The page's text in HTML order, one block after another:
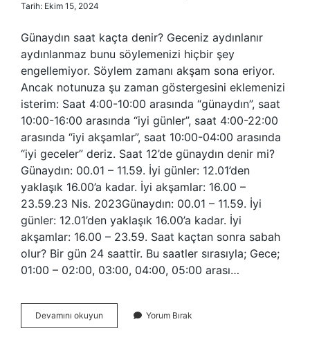
Tarih: Ekim 15, 2024
Günaydın saat kaçta denir? Geceniz aydınlanır
aydınlanmaz bunu söylemenizi hiçbir şey
engellemiyor. Söylem zamanı akşam sona eriyor.
Ancak notunuza şu zaman göstergesini eklemenizi
isterim: Saat 4:00-10:00 arasında “günaydın”, saat
10:00-16:00 arasında “iyi günler”, saat 4:00-22:00
arasında “iyi akşamlar”, saat 10:00-04:00 arasında
“iyi geceler” deriz. Saat 12’de günaydın denir mi?
Günaydın: 00.01 – 11.59. İyi günler: 12.01’den
yaklaşık 16.00’a kadar. İyi akşamlar: 16.00 –
23.59.23 Nis. 2023Günaydın: 00.01 – 11.59. İyi
günler: 12.01’den yaklaşık 16.00’a kadar. İyi
akşamlar: 16.00 – 23.59. Saat kaçtan sonra sabah
olur? Bir gün 24 saattir. Bu saatler sırasıyla; Gece;
01:00 – 02:00, 03:00, 04:00, 05:00 arası…
Devamını okuyun Günaydın
Saat
Yorum Bırak